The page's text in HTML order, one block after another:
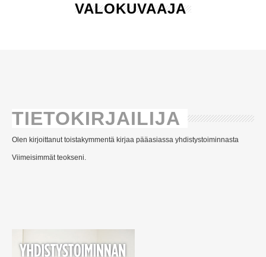
VALOKUVAAJA
TIETOKIRJAILIJA
Olen kirjoittanut toistakymmentä kirjaa pääasiassa yhdistystoiminnasta
Viimeisimmät teokseni.